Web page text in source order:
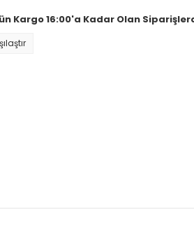
Kargo 16:00'a Kadar Olan